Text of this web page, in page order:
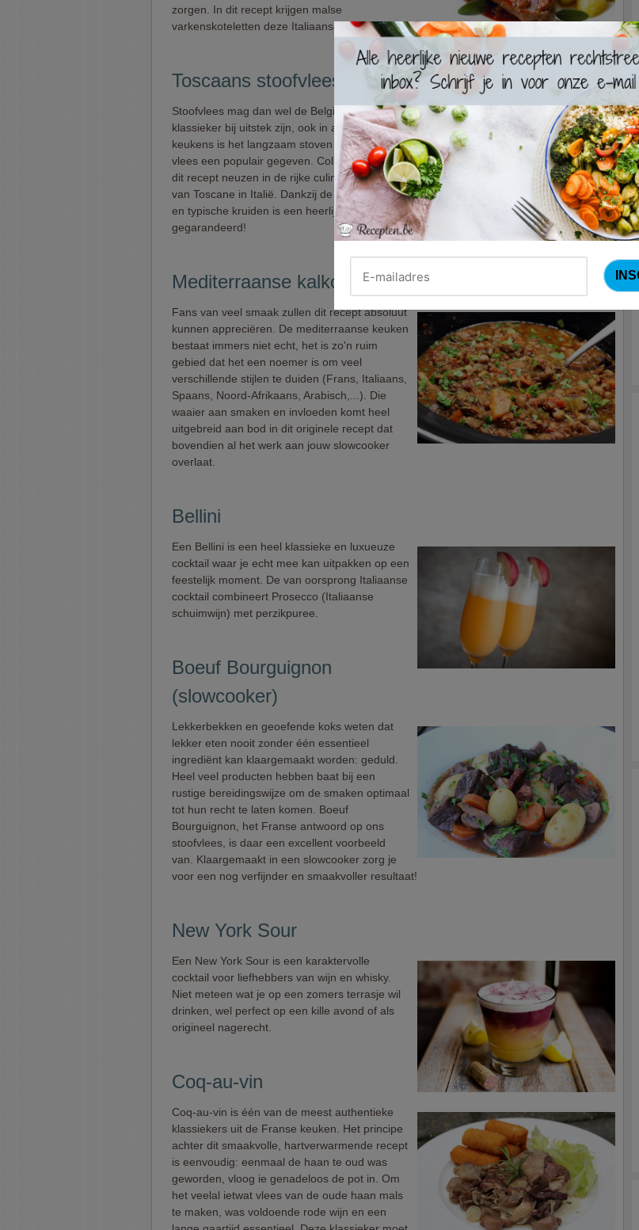
zorgen. In dit recept krijgen malse
varkenskoteletten deze Italiaanse make-over.
Toscaans stoofvlees (Colruyt)
Stoofvlees mag dan wel de Belgische
klassieker bij uitstek zijn, ook in andere
keukens is het langzaam stoven van blokjes
vlees een populair gegeven. Colruyt ging voor
dit recept neuzen in de rijke culinaire tradities
van Toscane in Italië. Dankzij de volle rode wijn
en typische kruiden is een heerlijk diner
gegarandeerd!
Mediterraanse kalkoenstoverij (slowcooker)
Fans van veel smaak zullen dit recept absoluut
kunnen appreciëren. De mediterraanse keuken
bestaat immers niet echt, het is zo'n ruim
gebied dat het een noemer is om veel
verschillende stijlen te duiden (Frans, Italiaans,
Spaans, Noord-Afrikaans, Arabisch,...). Die
waaier aan smaken en invloeden komt heel
uitgebreid aan bod in dit originele recept dat
bovendien al het werk aan jouw slowcooker
overlaat.
Bellini
Een Bellini is een heel klassieke en luxueuze
cocktail waar je echt mee kan uitpakken op een
feestelijk moment. De van oorsprong Italiaanse
cocktail combineert Prosecco (Italiaanse
schuimwijn) met perzikpuree.
Boeuf Bourguignon
(slowcooker)
Lekkerbekken en geoefende koks weten dat
lekker eten nooit zonder één essentieel
ingrediënt kan klaargemaakt worden: geduld.
Heel veel producten hebben baat bij een
rustige bereidingswijze om de smaken optimaal
tot hun recht te laten komen. Boeuf
Bourguignon, het Franse antwoord op ons
stoofvlees, is daar een excellent voorbeeld
van. Klaargemaakt in een slowcooker zorg je
voor een nog verfijnder en smaakvoller resultaat!
New York Sour
Een New York Sour is een karaktervolle
cocktail voor liefhebbers van wijn en whisky.
Niet meteen wat je op een zomers terrasje wil
drinken, wel perfect op een kille avond of als
origineel nagerecht.
Coq-au-vin
Coq-au-vin is één van de meest authentieke
klassiekers uit de Franse keuken. Het principe
achter dit smaakvolle, hartverwarmende recept
is eenvoudig: eenmaal de haan te oud was
geworden, vloog ie genadeloos de pot in. Om
het veelal ietwat vlees van de oude haan mals
te maken, was voldoende rode wijn en een